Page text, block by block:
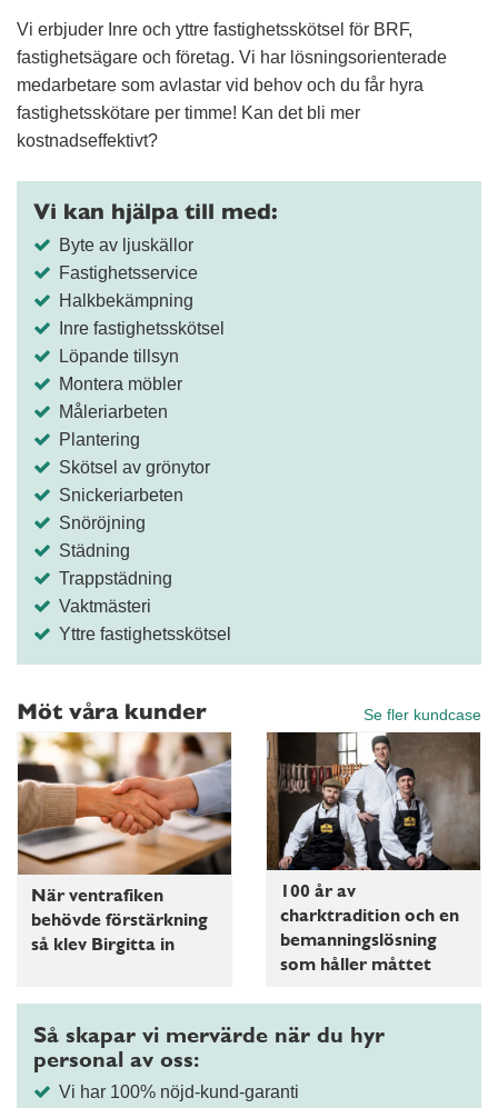
Vi erbjuder Inre och yttre fastighetsskötsel för BRF,
fastighetsägare och företag. Vi har lösningsorienterade
medarbetare som avlastar vid behov och du får hyra
fastighetsskötare per timme! Kan det bli mer
kostnadseffektivt?
Vi kan hjälpa till med:
Byte av ljuskällor
Fastighetsservice
Halkbekämpning
Inre fastighetsskötsel
Löpande tillsyn
Montera möbler
Måleriarbeten
Plantering
Skötsel av grönytor
Snickeriarbeten
Snöröjning
Städning
Trappstädning
Vaktmästeri
Yttre fastighetsskötsel
Möt våra kunder Se fler kundcase
När ventrafiken
behövde förstärkning
så klev Birgitta in
100 år av
charktradition och en
bemanningslösning
som håller måttet
Så skapar vi mervärde när du hyr
personal av oss:
Vi har 100% nöjd-kund-garanti